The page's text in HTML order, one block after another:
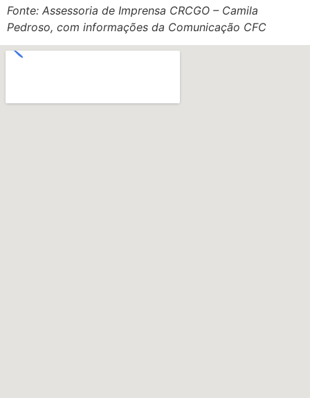
Fonte: Assessoria de Imprensa CRCGO – Camila
Pedroso, com informações da Comunicação CFC